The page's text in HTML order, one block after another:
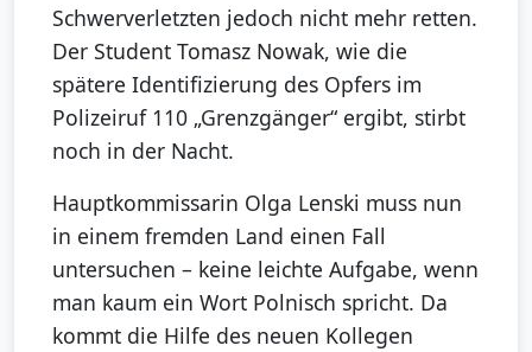
Schwerverletzten jedoch nicht mehr retten.
Der Student Tomasz Nowak, wie die
spätere Identifizierung des Opfers im
Polizeiruf 110 „Grenzgänger“ ergibt, stirbt
noch in der Nacht.
Hauptkommissarin Olga Lenski muss nun
in einem fremden Land einen Fall
untersuchen – keine leichte Aufgabe, wenn
man kaum ein Wort Polnisch spricht. Da
kommt die Hilfe des neuen Kollegen